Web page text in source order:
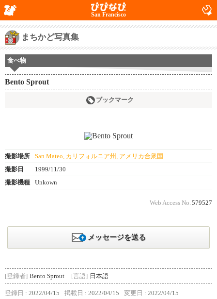
San Francisco
まちかど写真集
食べ物
Bento Sprout
ブックマーク
撮影場所
San Mateo, カリフォルニア州, アメリカ合衆国
撮影日
1999/11/30
撮影機種
Unkown
Web Access No. 579527
メッセージを送る
[登録者] Bento Sprout [言語] 日本語
登録日 : 2022/04/15 掲載日 : 2022/04/15 変更日 : 2022/04/15